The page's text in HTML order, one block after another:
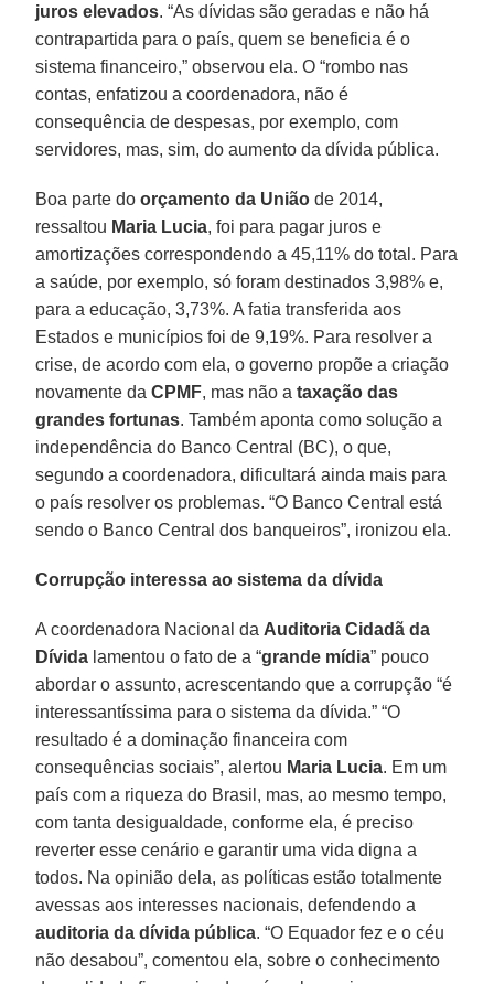
juros elevados. “As dívidas são geradas e não há
contrapartida para o país, quem se beneficia é o
sistema financeiro,” observou ela. O “rombo nas
contas, enfatizou a coordenadora, não é
consequência de despesas, por exemplo, com
servidores, mas, sim, do aumento da dívida pública.
Boa parte doorçamento da União de 2014,
ressaltou Maria Lucia, foi para pagar juros e
amortizações correspondendo a 45,11% do total. Para
a saúde, por exemplo, só foram destinados 3,98% e,
para a educação, 3,73%. A fatia transferida aos
Estados e municípios foi de 9,19%. Para resolver a
crise, de acordo com ela, o governo propõe a criação
novamente daCPMF, mas não ataxação das
grandes fortunas. Também aponta como solução a
independência do Banco Central (BC), o que,
segundo a coordenadora, dificultará ainda mais para
o país resolver os problemas. “O Banco Central está
sendo o Banco Central dos banqueiros”, ironizou ela.
Corrupção interessa ao sistema da dívida
A coordenadora Nacional da Auditoria Cidadã da
Dívida lamentou o fato de a “grande mídia” pouco
abordar o assunto, acrescentando que a corrupção “é
interessantíssima para o sistema da dívida.” “O
resultado é a dominação financeira com
consequências sociais”, alertou Maria Lucia. Em um
país com a riqueza do Brasil, mas, ao mesmo tempo,
com tanta desigualdade, conforme ela, é preciso
reverter esse cenário e garantir uma vida digna a
todos. Na opinião dela, as políticas estão totalmente
avessas aos interesses nacionais, defendendo a
auditoria da dívida pública. “O Equador fez e o céu
não desabou”, comentou ela, sobre o conhecimento